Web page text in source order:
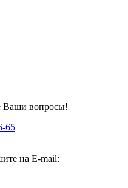
Ваши вопросы!
65
на E-mail: